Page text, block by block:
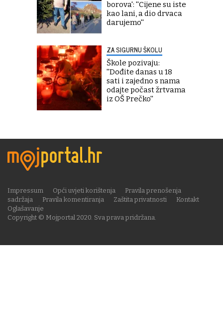
borova': ''Cijene su iste
kao lani, a dio drvaca
darujemo''
ZA SIGURNU ŠKOLU
Škole pozivaju:
''Dođite danas u 18
sati i zajedno s nama
odajte počast žrtvama
iz OŠ Prečko''
Copyright © Mojportal 2020. Sva prava pridržana.
Impressum Opći uvjeti korištenja
Pravila prenošenja
sadržaja
Pravila komentiranja Zaštita privatnosti
Kontakt
Oglašavanje